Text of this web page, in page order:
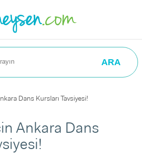
ARA
Dans Kursları Tavsiyesi!
Ankara Dans